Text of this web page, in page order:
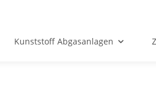
Kunststoff Abgasanlagen